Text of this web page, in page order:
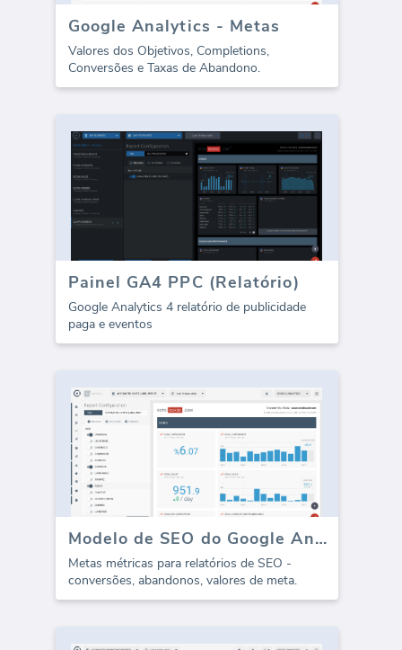
Google Analytics - Metas
Valores dos Objetivos, Completions,
Conversões e Taxas de Abandono.
Painel GA4 PPC (Relatório)
Google Analytics 4 relatório de publicidade
paga e eventos
Modelo de SEO do Google Analytics - Metas (Relatório)
Metas métricas para relatórios de SEO -
conversões, abandonos, valores de meta.